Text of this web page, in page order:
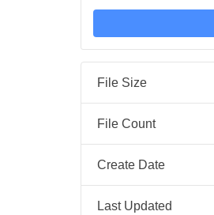
File Size
File Count
Create Date
Last Updated